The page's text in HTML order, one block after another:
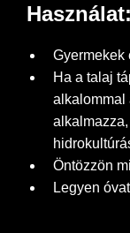
Használat:
Gyermekek
Ha a talaj
alkalommal
Öntözzön
Legyen